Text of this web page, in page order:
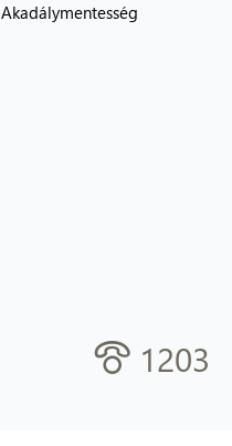
Akadálymentesség
1203